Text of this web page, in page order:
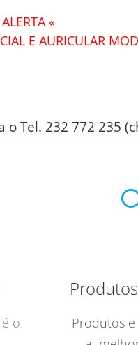
«
E AURICULAR
o Tel. 232 772 235
o
Produtos e